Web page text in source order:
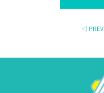
◁ PREV